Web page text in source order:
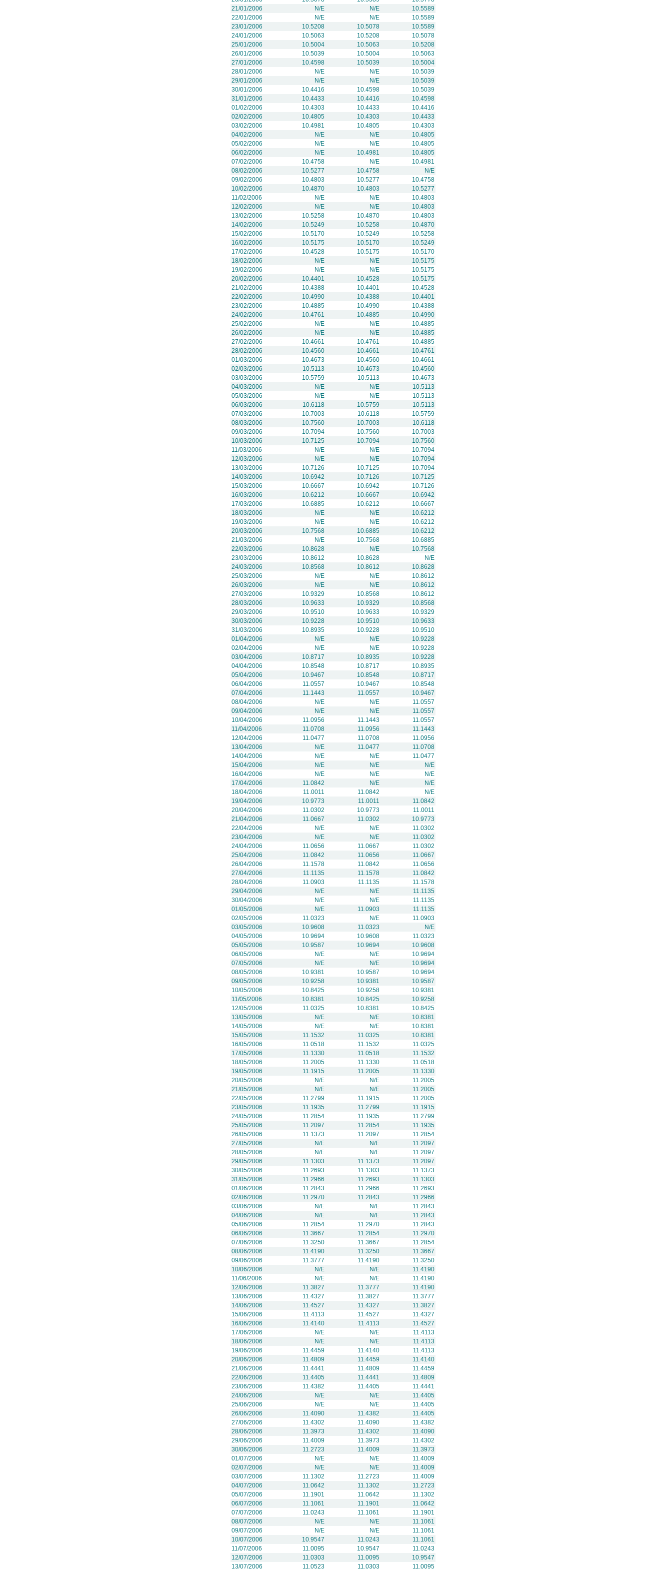
21/01/2006
22/01/2006
23/01/2006
24/01/2006
25/01/2006
26/01/2006
27/01/2006
28/01/2006
29/01/2006
30/01/2006
31/01/2006
01/02/2006
02/02/2006
03/02/2006
04/02/2006
05/02/2006
06/02/2006
07/02/2006
08/02/2006
09/02/2006
10/02/2006
11/02/2006
12/02/2006
13/02/2006
14/02/2006
15/02/2006
16/02/2006
17/02/2006
18/02/2006
19/02/2006
20/02/2006
21/02/2006
22/02/2006
23/02/2006
24/02/2006
25/02/2006
26/02/2006
27/02/2006
28/02/2006
01/03/2006
02/03/2006
03/03/2006
04/03/2006
05/03/2006
06/03/2006
07/03/2006
08/03/2006
09/03/2006
10/03/2006
11/03/2006
12/03/2006
13/03/2006
14/03/2006
15/03/2006
16/03/2006
17/03/2006
18/03/2006
19/03/2006
20/03/2006
21/03/2006
22/03/2006
23/03/2006
24/03/2006
25/03/2006
26/03/2006
27/03/2006
28/03/2006
29/03/2006
30/03/2006
31/03/2006
01/04/2006
02/04/2006
03/04/2006
04/04/2006
05/04/2006
06/04/2006
07/04/2006
08/04/2006
09/04/2006
10/04/2006
11/04/2006
12/04/2006
13/04/2006
14/04/2006
15/04/2006
16/04/2006
17/04/2006
18/04/2006
19/04/2006
20/04/2006
21/04/2006
22/04/2006
23/04/2006
24/04/2006
25/04/2006
26/04/2006
27/04/2006
28/04/2006
29/04/2006
30/04/2006
01/05/2006
02/05/2006
03/05/2006
04/05/2006
05/05/2006
06/05/2006
07/05/2006
08/05/2006
09/05/2006
10/05/2006
11/05/2006
12/05/2006
13/05/2006
14/05/2006
15/05/2006
16/05/2006
17/05/2006
18/05/2006
19/05/2006
20/05/2006
21/05/2006
22/05/2006
23/05/2006
24/05/2006
25/05/2006
26/05/2006
27/05/2006
28/05/2006
29/05/2006
30/05/2006
31/05/2006
01/06/2006
02/06/2006
03/06/2006
04/06/2006
05/06/2006
06/06/2006
07/06/2006
08/06/2006
09/06/2006
10/06/2006
11/06/2006
12/06/2006
13/06/2006
14/06/2006
15/06/2006
16/06/2006
17/06/2006
18/06/2006
19/06/2006
20/06/2006
21/06/2006
22/06/2006
23/06/2006
24/06/2006
25/06/2006
26/06/2006
27/06/2006
28/06/2006
29/06/2006
30/06/2006
01/07/2006
02/07/2006
03/07/2006
04/07/2006
05/07/2006
06/07/2006
07/07/2006
08/07/2006
09/07/2006
10/07/2006
11/07/2006
12/07/2006
13/07/2006
N/E
N/E
10.5208
10.5063
10.5004
10.5039
10.4598
N/E
N/E
10.4416
10.4433
10.4303
10.4805
10.4981
N/E
N/E
N/E
10.4758
10.5277
10.4803
10.4870
N/E
N/E
10.5258
10.5249
10.5170
10.5175
10.4528
N/E
N/E
10.4401
10.4388
10.4990
10.4885
10.4761
N/E
N/E
10.4661
10.4560
10.4673
10.5113
10.5759
N/E
N/E
10.6118
10.7003
10.7560
10.7094
10.7125
N/E
N/E
10.7126
10.6942
10.6667
10.6212
10.6885
N/E
N/E
10.7568
N/E
10.8628
10.8612
10.8568
N/E
N/E
10.9329
10.9633
10.9510
10.9228
10.8935
N/E
N/E
10.8717
10.8548
10.9467
11.0557
11.1443
N/E
N/E
11.0956
11.0708
11.0477
N/E
N/E
N/E
N/E
11.0842
11.0011
10.9773
11.0302
11.0667
N/E
N/E
11.0656
11.0842
11.1578
11.1135
11.0903
N/E
N/E
N/E
11.0323
10.9608
10.9694
10.9587
N/E
N/E
10.9381
10.9258
10.8425
10.8381
11.0325
N/E
N/E
11.1532
11.0518
11.1330
11.2005
11.1915
N/E
N/E
11.2799
11.1935
11.2854
11.2097
11.1373
N/E
N/E
11.1303
11.2693
11.2966
11.2843
11.2970
N/E
N/E
11.2854
11.3667
11.3250
11.4190
11.3777
N/E
N/E
11.3827
11.4327
11.4527
11.4113
11.4140
N/E
N/E
11.4459
11.4809
11.4441
11.4405
11.4382
N/E
N/E
11.4090
11.4302
11.3973
11.4009
11.2723
N/E
N/E
11.1302
11.0642
11.1901
11.1061
11.0243
N/E
N/E
10.9547
11.0095
11.0303
11.0523
N/E
N/E
10.5078
10.5208
10.5063
10.5004
10.5039
N/E
N/E
10.4598
10.4416
10.4433
10.4303
10.4805
N/E
N/E
10.4981
N/E
10.4758
10.5277
10.4803
N/E
N/E
10.4870
10.5258
10.5249
10.5170
10.5175
N/E
N/E
10.4528
10.4401
10.4388
10.4990
10.4885
N/E
N/E
10.4761
10.4661
10.4560
10.4673
10.5113
N/E
N/E
10.5759
10.6118
10.7003
10.7560
10.7094
N/E
N/E
10.7125
10.7126
10.6942
10.6667
10.6212
N/E
N/E
10.6885
10.7568
N/E
10.8628
10.8612
N/E
N/E
10.8568
10.9329
10.9633
10.9510
10.9228
N/E
N/E
10.8935
10.8717
10.8548
10.9467
11.0557
N/E
N/E
11.1443
11.0956
11.0708
11.0477
N/E
N/E
N/E
N/E
11.0842
11.0011
10.9773
11.0302
N/E
N/E
11.0667
11.0656
11.0842
11.1578
11.1135
N/E
N/E
11.0903
N/E
11.0323
10.9608
10.9694
N/E
N/E
10.9587
10.9381
10.9258
10.8425
10.8381
N/E
N/E
11.0325
11.1532
11.0518
11.1330
11.2005
N/E
N/E
11.1915
11.2799
11.1935
11.2854
11.2097
N/E
N/E
11.1373
11.1303
11.2693
11.2966
11.2843
N/E
N/E
11.2970
11.2854
11.3667
11.3250
11.4190
N/E
N/E
11.3777
11.3827
11.4327
11.4527
11.4113
N/E
N/E
11.4140
11.4459
11.4809
11.4441
11.4405
N/E
N/E
11.4382
11.4090
11.4302
11.3973
11.4009
N/E
N/E
11.2723
11.1302
11.0642
11.1901
11.1061
N/E
N/E
11.0243
10.9547
11.0095
11.0303
10.5589
10.5589
10.5589
10.5078
10.5208
10.5063
10.5004
10.5039
10.5039
10.5039
10.4598
10.4416
10.4433
10.4303
10.4805
10.4805
10.4805
10.4981
N/E
10.4758
10.5277
10.4803
10.4803
10.4803
10.4870
10.5258
10.5249
10.5170
10.5175
10.5175
10.5175
10.4528
10.4401
10.4388
10.4990
10.4885
10.4885
10.4885
10.4761
10.4661
10.4560
10.4673
10.5113
10.5113
10.5113
10.5759
10.6118
10.7003
10.7560
10.7094
10.7094
10.7094
10.7125
10.7126
10.6942
10.6667
10.6212
10.6212
10.6212
10.6885
10.7568
N/E
10.8628
10.8612
10.8612
10.8612
10.8568
10.9329
10.9633
10.9510
10.9228
10.9228
10.9228
10.8935
10.8717
10.8548
10.9467
11.0557
11.0557
11.0557
11.1443
11.0956
11.0708
11.0477
N/E
N/E
N/E
N/E
11.0842
11.0011
10.9773
11.0302
11.0302
11.0302
11.0667
11.0656
11.0842
11.1578
11.1135
11.1135
11.1135
11.0903
N/E
11.0323
10.9608
10.9694
10.9694
10.9694
10.9587
10.9381
10.9258
10.8425
10.8381
10.8381
10.8381
11.0325
11.1532
11.0518
11.1330
11.2005
11.2005
11.2005
11.1915
11.2799
11.1935
11.2854
11.2097
11.2097
11.2097
11.1373
11.1303
11.2693
11.2966
11.2843
11.2843
11.2843
11.2970
11.2854
11.3667
11.3250
11.4190
11.4190
11.4190
11.3777
11.3827
11.4327
11.4527
11.4113
11.4113
11.4113
11.4140
11.4459
11.4809
11.4441
11.4405
11.4405
11.4405
11.4382
11.4090
11.4302
11.3973
11.4009
11.4009
11.4009
11.2723
11.1302
11.0642
11.1901
11.1061
11.1061
11.1061
11.0243
10.9547
11.0095